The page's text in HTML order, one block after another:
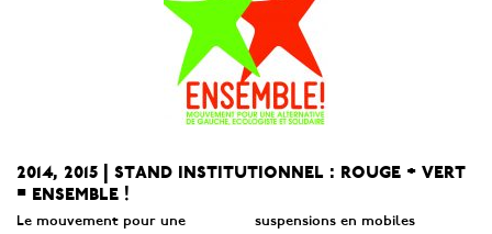
2014, 2015 | stand institutionnel : rouge + vert
= ensemble !
Le mouvement pour une
suspensions en mobiles